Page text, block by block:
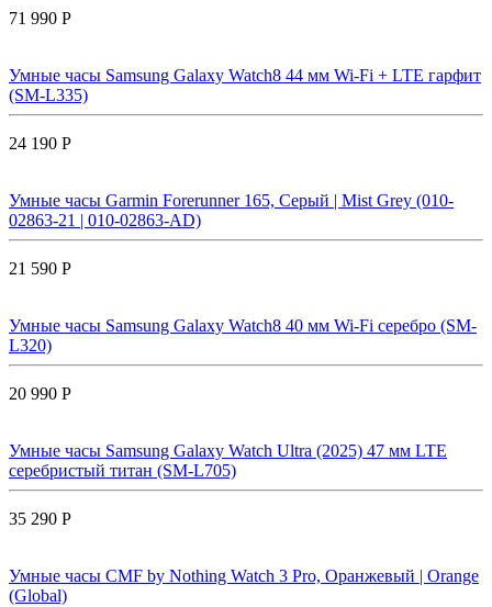
71 990 Р
Умные часы Samsung Galaxy Watch8 44 мм Wi-Fi + LTE гарфит
(SM-L335)
24 190 Р
Умные часы Garmin Forerunner 165, Серый | Mist Grey (010-
02863-21 | 010-02863-AD)
21 590 Р
Умные часы Samsung Galaxy Watch8 40 мм Wi-Fi серебро (SM-
L320)
20 990 Р
Умные часы Samsung Galaxy Watch Ultra (2025) 47 мм LTE
серебристый титан (SM-L705)
35 290 Р
Умные часы CMF by Nothing Watch 3 Pro, Оранжевый | Orange
(Global)